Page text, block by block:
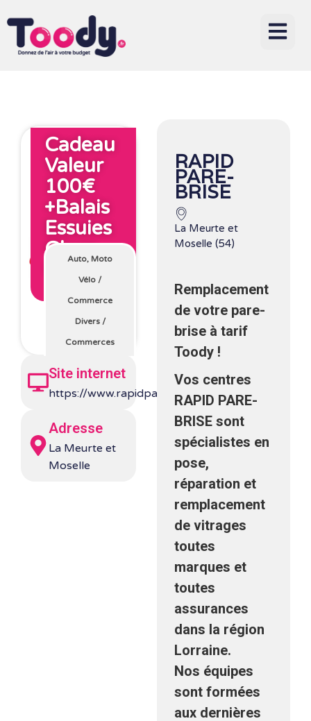
Cadeau
Valeur
100€
+balais
Essuies
Glace
Offerts
Auto, Moto
Vélo /
Commerce
Divers/
Commerces
Site internet
https://www.rapidparebrise.fr/
Adresse
La Meurte et
Moselle
RAPID
PARE-
BRISE
La Meurte et
Moselle (54)
Remplacement
de votre pare-
brise à tarif
Toody !
Vos centres
RAPID PARE-
BRISE sont
spécialistes en
pose,
réparation et
remplacement
de vitrages
toutes
marques et
toutes
assurances
dans la région
Lorraine.
Nos équipes
sont formées
aux dernières